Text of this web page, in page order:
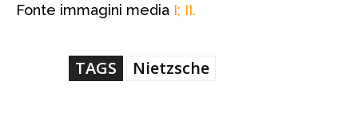
Fonte immagini media I; II.
TAGS Nietzsche